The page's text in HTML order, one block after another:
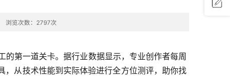
浏览次数：2797次
第一道关卡。据行业数据显示，专业创作者每周
从技术性能到实际体验进行全方位测评，助你找